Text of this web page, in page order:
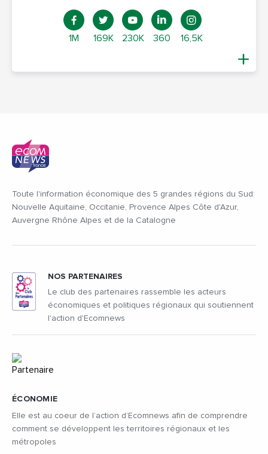
1M 169K 230K 360 16,5K
Toute l'information économique des 5 grandes régions du Sud:
Nouvelle Aquitaine, Occitanie, Provence Alpes Côte d'Azur,
Auvergne Rhône Alpes et de la Catalogne
ÉCONOMIE
Elle est au coeur de l’action d’Ecomnews afin de comprendre
comment se développent les territoires régionaux et les
métropoles
NOS PARTENAIRES
Le club des partenaires rassemble les acteurs
économiques et politiques régionaux qui soutiennent
l'action d'Ecomnews